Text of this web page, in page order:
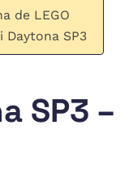
de LEGO
Daytona SP3
SP3 –